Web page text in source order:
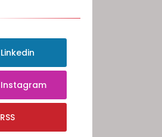
Linkedin
Instagram
RSS